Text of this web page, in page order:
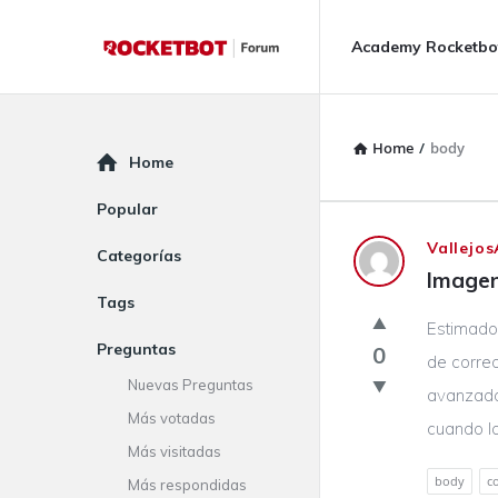
Forum
Forum
Navigation
Academy
Home / body
Rocketbot
Forum
Latest
Questions
0
de
cuando
body
Explore
Home
Popular
Categorías
Tags
Preguntas
Nuevas Preguntas
Más votadas
Más visitadas
Más respondidas